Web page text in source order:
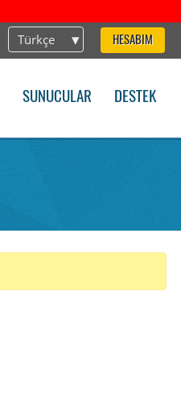
Türkçe HESABIM
SUNUCULAR DESTEK